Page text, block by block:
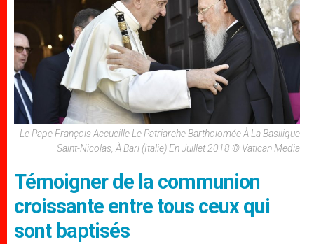
Le Pape François Accueille Le Patriarche Bartholomée À La Basilique
Saint-Nicolas, À Bari (Italie) En Juillet 2018 © Vatican Media
Témoigner de la communion
croissante entre tous ceux qui
sont baptisés